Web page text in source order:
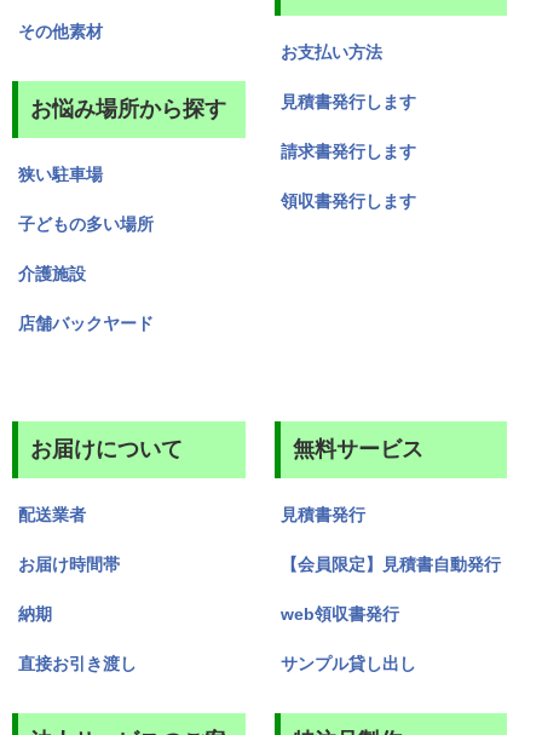
その他素材
お悩み場所から探す
狭い駐車場
子どもの多い場所
介護施設
店舗バックヤード
お支払い方法
見積書発行します
請求書発行します
領収書発行します
お届けについて
配送業者
お届け時間帯
納期
直接お引き渡し
無料サービス
見積書発行
【会員限定】見積書自動発行
web領収書発行
サンプル貸し出し